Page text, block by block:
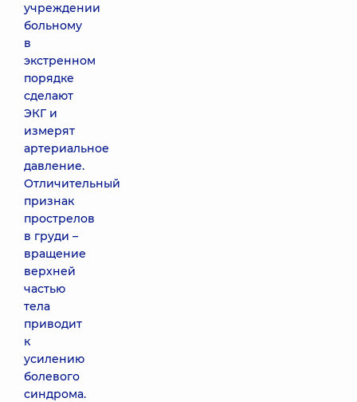
учреждении
больному
в
экстренном
порядке
сделают
ЭКГ и
измерят
артериальное
давление.
Отличительный
признак
прострелов
в груди –
вращение
верхней
частью
тела
приводит
к
усилению
болевого
синдрома.